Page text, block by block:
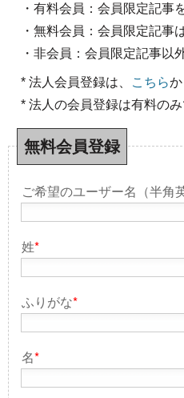
・有料会員：会員限定記事
・無料会員：会員限定記事
・非会員：会員限定記事以
* 法人会員登録は、 こちら
* 法人の会員登録は有料のみ
無料会員登録
ご希望のユーザー名（半角
姓*
ふりがな*
名*